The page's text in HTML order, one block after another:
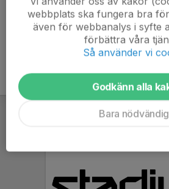
Kommentarer
webbplats ska fungera bra
även för webbanalys i syfte
förbättra våra
Så använder vi
Godkänn alla
Bara